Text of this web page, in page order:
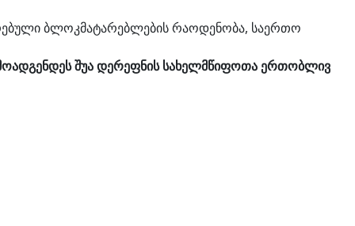
ბლოკმატარებლების რაოდენობა, საერთო
შუა დერეფნის სახელმწიფოთა ერთობლივ